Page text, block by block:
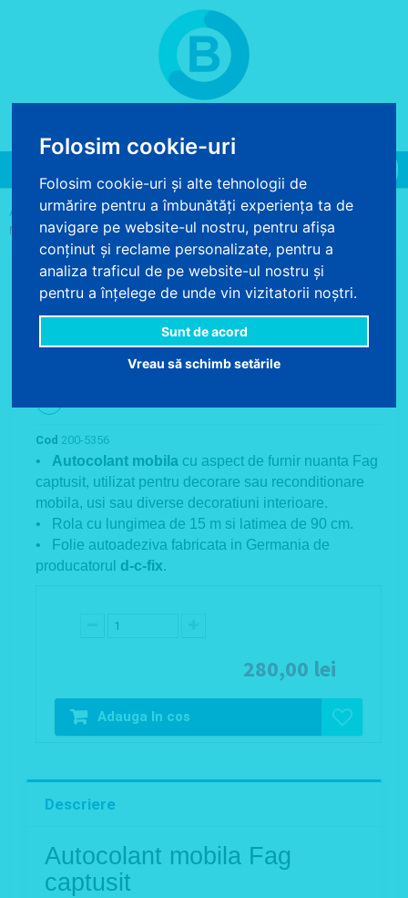
Folosim cookie-uri
Folosim cookie-uri și alte tehnologii de
urmărire pentru a îmbunătăți experiența ta de
navigare pe website-ul nostru, pentru afișa
conținut și reclame personalizate, pentru a
analiza traficul de pe website-ul nostru și
pentru a înțelege de unde vin vizitatorii noștri.
Sunt de acord
Vreau să schimb setările
0 produse - 0.00 lei
navigation
ACASA > AUTOCOLANT > AUTOCOLANT MOBILA > AUTOCOLANT
MOBILA FURNIR FAG CAPTUSIT 90 CM
Mariti imaginea
Autocolant mobila furnir Fag
captusit 90 cm
Cod 200-5356
• Autocolant mobila cu aspect de furnir nuanta Fag
captusit, utilizat pentru decorare sau reconditionare
mobila, usi sau diverse decoratiuni interioare.
• Rola cu lungimea de 15 m si latimea de 90 cm.
• Folie autoadeziva fabricata in Germania de
producatorul d-c-fix.
280,00 lei
Adauga In cos
Descriere
Autocolant mobila Fag
captusit